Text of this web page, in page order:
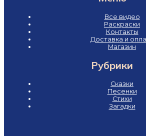
Все видео
Раскраски
Контакты
Доставка и
Магазин
Рубрики
Сказки
Песенки
Стихи
Загадки